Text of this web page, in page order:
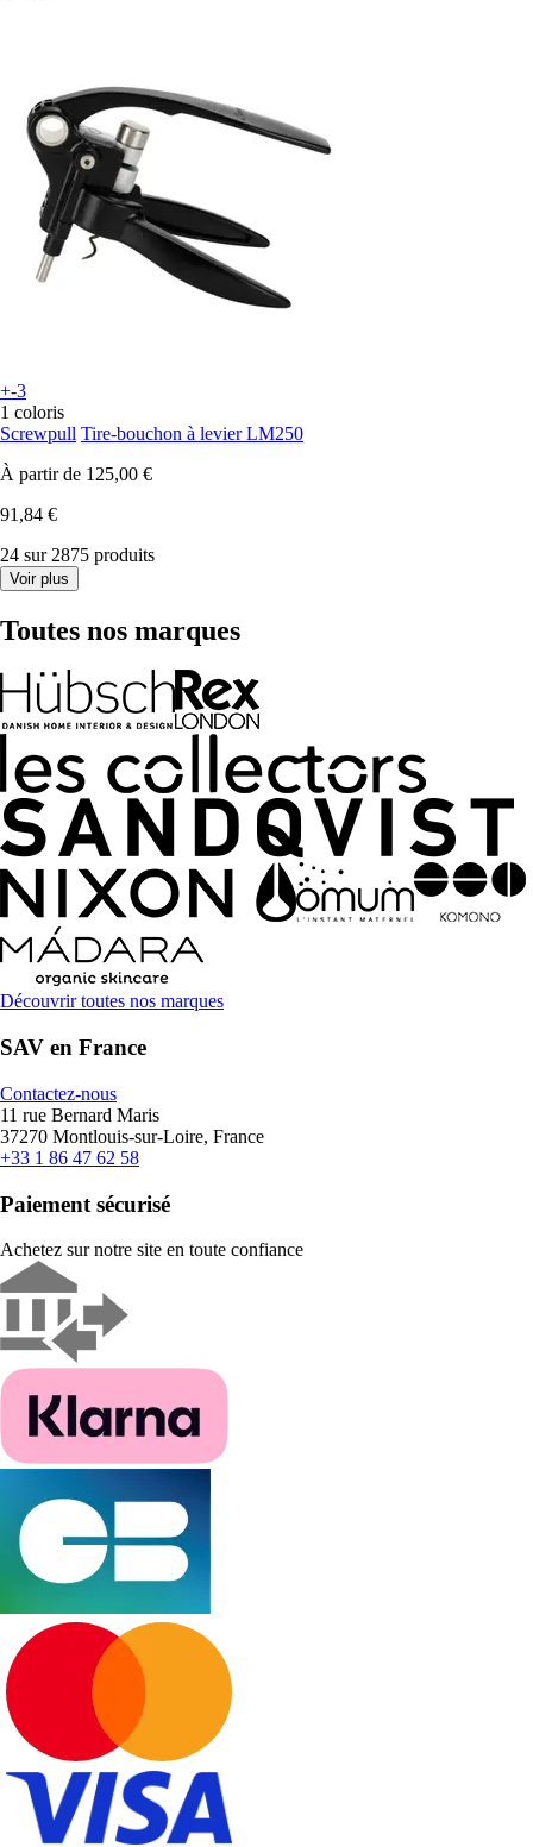
+-3
1 coloris
Screwpull Tire-bouchon à levier LM250
À partir de 125,00 €
91,84 €
24 sur 2875 produits
Voir plus
Toutes nos marques
Découvrir toutes nos marques
SAV en France
Contactez-nous
11 rue Bernard Maris
37270 Montlouis-sur-Loire, France
+33 1 86 47 62 58
Paiement sécurisé
Achetez sur notre site en toute confiance